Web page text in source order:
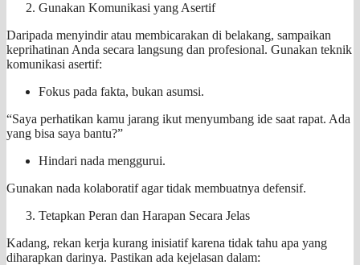
Gunakan Komunikasi yang Asertif
Daripada menyindir atau membicarakan di belakang, sampaikan
keprihatinan Anda secara langsung dan profesional. Gunakan teknik
komunikasi asertif:
Fokus pada fakta, bukan asumsi.
“Saya perhatikan kamu jarang ikut menyumbang ide saat rapat. Ada
yang bisa saya bantu?”
Hindari nada menggurui.
Gunakan nada kolaboratif agar tidak membuatnya defensif.
Tetapkan Peran dan Harapan Secara Jelas
Kadang, rekan kerja kurang inisiatif karena tidak tahu apa yang
diharapkan darinya. Pastikan ada kejelasan dalam: